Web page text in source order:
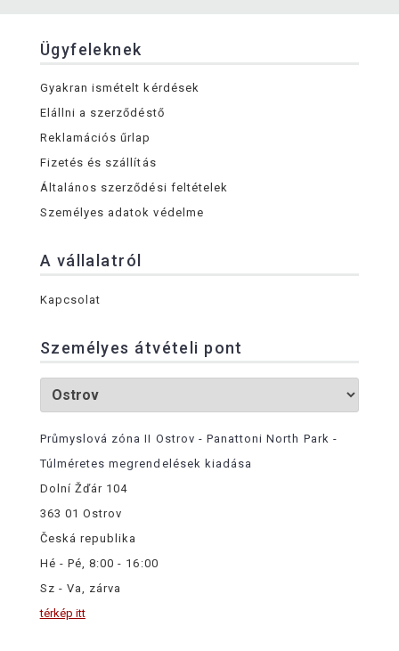
Ügyfeleknek
Gyakran ismételt kérdések
Elállni a szerződéstő
Reklamációs űrlap
Fizetés és szállítás
Általános szerződési feltételek
Személyes adatok védelme
A vállalatról
Kapcsolat
Személyes átvételi pont
Průmyslová zóna II Ostrov - Panattoni North Park -
Túlméretes megrendelések kiadása
Dolní Žďár 104
363 01 Ostrov
Česká republika
Hé - Pé, 8:00 - 16:00
Sz - Va, zárva
térkép itt